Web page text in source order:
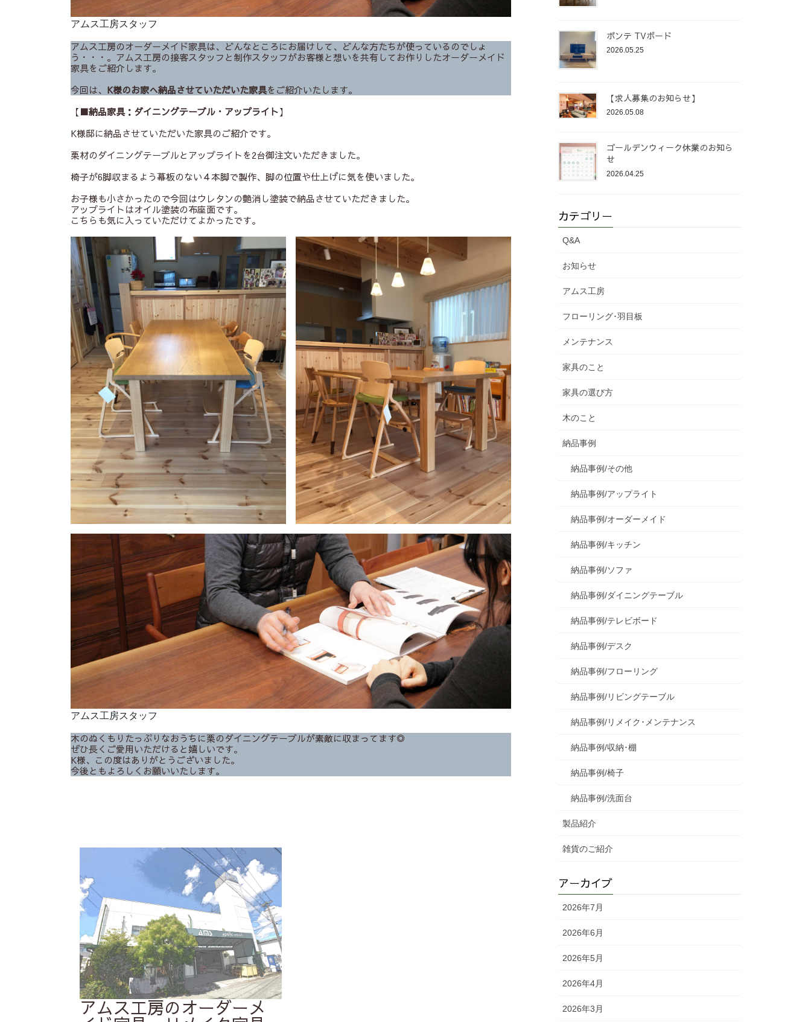
アムス工房スタッフ
アムス工房のオーダーメイド家具は、どんなところにお届けして、どんな方たちが使っているのでしょ
う・・・。アムス工房の接客スタッフと制作スタッフがお客様と想いを共有してお作りしたオーダーメイド
家具をご紹介します。
今回は、 K様のお家へ納品させていただいた家具をご紹介いたします。
【■納品家具：ダイニングテーブル・アップライト】
K様邸に納品させていただいた家具のご紹介です。
栗材のダイニングテーブルとアップライトを2台御注文いただきました。
椅子が6脚収まるよう幕板のない４本脚で製作、脚の位置や仕上げに気を使いました。
お子様も小さかったので今回はウレタンの艶消し塗装で納品させていただきました。
アップライトはオイル塗装の布座面です。
こちらも気に入っていただけてよかったです。
アムス工房スタッフ
木のぬくもりたっぷりなおうちに栗のダイニングテーブルが素敵に収まってます◎
ぜひ長くご愛用いただけると嬉しいです。
K様、この度はありがとうございました。
今後ともよろしくお願いいたします。
アムス工房のオーダーメ
ポンテ TVボード
2026.05.25
【求人募集のお知らせ】
2026.05.08
ゴールデンウィーク休業のお知ら
せ
2026.04.25
カテゴリー
Q&A
お知らせ
アムス工房
フローリング･羽目板
メンテナンス
家具のこと
家具の選び方
木のこと
納品事例
納品事例/その他
納品事例/アップライト
納品事例/オーダーメイド
納品事例/キッチン
納品事例/ソファ
納品事例/ダイニングテーブル
納品事例/テレビボード
納品事例/デスク
納品事例/フローリング
納品事例/リビングテーブル
納品事例/リメイク･メンテナンス
納品事例/収納･棚
納品事例/椅子
納品事例/洗面台
製品紹介
雑貨のご紹介
アーカイブ
2026年7月
2026年6月
2026年5月
2026年4月
2026年3月